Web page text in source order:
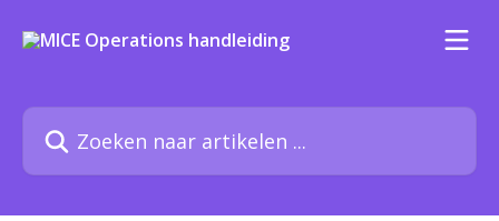
Zoeken naar artikelen ...